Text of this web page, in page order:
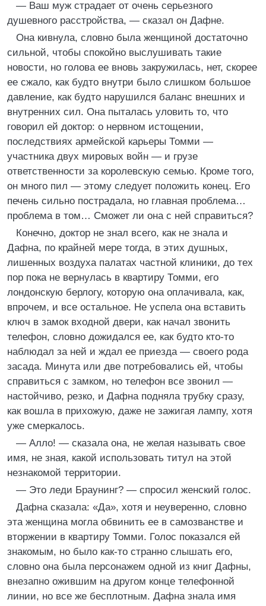
— Ваш муж страдает от очень серьезного
душевного расстройства, — сказал он Дафне.
Она кивнула, словно была женщиной достаточно
сильной, чтобы спокойно выслушивать такие
новости, но голова ее вновь закружилась, нет, скорее
ее сжало, как будто внутри было слишком большое
давление, как будто нарушился баланс внешних и
внутренних сил. Она пыталась уловить то, что
говорил ей доктор: о нервном истощении,
последствиях армейской карьеры Томми —
участника двух мировых войн — и грузе
ответственности за королевскую семью. Кроме того,
он много пил — этому следует положить конец. Его
печень сильно пострадала, но главная проблема…
проблема в том… Сможет ли она с ней справиться?
Конечно, доктор не знал всего, как не знала и
Дафна, по крайней мере тогда, в этих душных,
лишенных воздуха палатах частной клиники, до тех
пор пока не вернулась в квартиру Томми, его
лондонскую берлогу, которую она оплачивала, как,
впрочем, и все остальное. Не успела она вставить
ключ в замок входной двери, как начал звонить
телефон, словно дожидался ее, как будто кто-то
наблюдал за ней и ждал ее приезда — своего рода
засада. Минута или две потребовались ей, чтобы
справиться с замком, но телефон все звонил —
настойчиво, резко, и Дафна подняла трубку сразу,
как вошла в прихожую, даже не зажигая лампу, хотя
уже смеркалось.
— Алло! — сказала она, не желая называть свое
имя, не зная, какой использовать титул на этой
незнакомой территории.
— Это леди Браунинг? — спросил женский голос.
Дафна сказала: «Да», хотя и неуверенно, словно
эта женщина могла обвинить ее в самозванстве и
вторжении в квартиру Томми. Голос показался ей
знакомым, но было как-то странно слышать его,
словно она была персонажем одной из книг Дафны,
внезапно ожившим на другом конце телефонной
линии, но все же бесплотным. Дафна знала имя